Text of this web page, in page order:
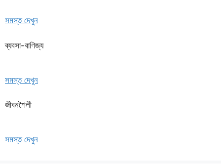
সমস্ত দেখুন
ব্যবসা-বাণিজ্য
সমস্ত দেখুন
জীবনশৈলী
সমস্ত দেখুন